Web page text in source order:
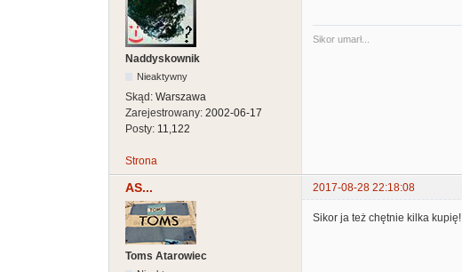
Naddyskownik
Nieaktywny
Skąd: Warszawa
Zarejestrowany: 2002-06-17
Posty: 11,122
Sikor umarł...
Strona
AS... 2017-08-28 22:18:08
Toms Atarowiec
Sikor ja też chętnie kilka kupię!